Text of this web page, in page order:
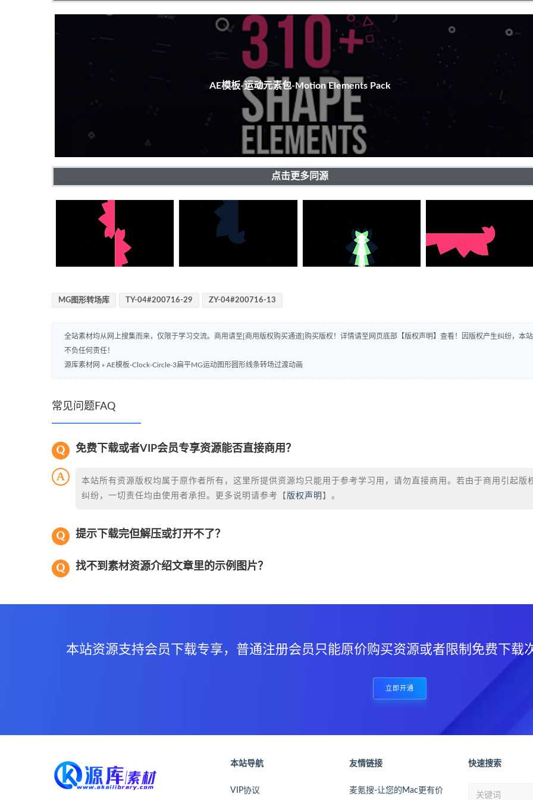
AE模板-运动元素包-Motion Elements Pack
点击更多同源
MG图形转场库 TY-04#200716-29 ZY-04#200716-13
全站素材均从网上搜集而来，仅限于学习交流。商用请至[商用版权购买通道]购买版权！详情请至网页底部【版权声明】查看！因版权产生纠纷，本站
不负任何责任！
源库素材网 » AE模板-Clock-Circle-3扁平MG运动图形圆形线条转场过渡动画
常见问题FAQ
免费下载或者VIP会员专享资源能否直接商用？
本站所有资源版权均属于原作者所有，这里所提供资源均只能用于参考学习用，请勿直接商用。若由于商用引起版
纠纷，一切责任均由使用者承担。更多说明请参考【 版权声明 】。
提示下载完但解压或打开不了？
找不到素材资源介绍文章里的示例图片？
本站资源支持会员下载专享，普通注册会员只能原价购买资源或者限制免费下载
立即开通
本站导航
VIP协议
友情链接
麦氪搜-让您的Mac更有价
快速搜索